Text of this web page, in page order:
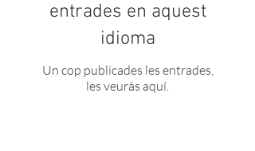
entrades en aquest
idioma
Un cop publicades les entrades,
les veuràs aquí.